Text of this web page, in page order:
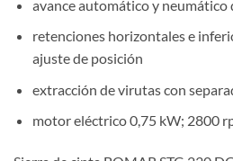
avance automático y neumático
retenciones horizontales e
ajuste de posición
extracción de virutas con
motor eléctrico 0,75 kW; 2800